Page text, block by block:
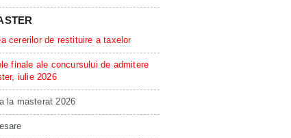
cererilor de restituire a taxelor
finale ale concursului de admitere
iulie 2026
la masterat 2026